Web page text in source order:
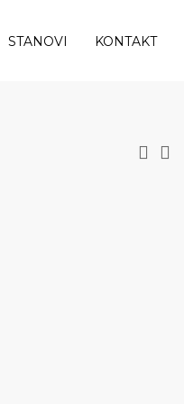
STANOVI KONTAKT